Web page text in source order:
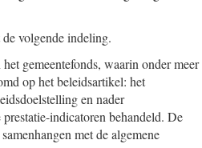
volgende indeling.
gemeentefonds, waarin onder meer
op het beleidsartikel: het
en nader
indicatoren behandeld. De
met de algemene